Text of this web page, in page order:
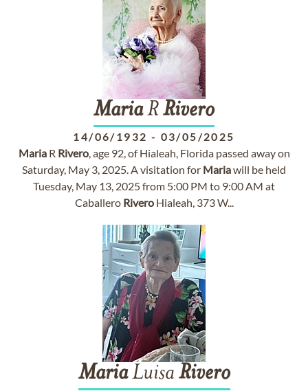
MariaRRivero
14/06/1932 - 03/05/2025
MariaR Rivero, age 92, of Hialeah, Florida passed away on
Saturday, May 3, 2025. A visitation for Mariawill be held
Tuesday, May 13, 2025 from 5:00 PM to 9:00 AM at
Caballero RiveroHialeah, 373 W...
MariaLuisa Rivero